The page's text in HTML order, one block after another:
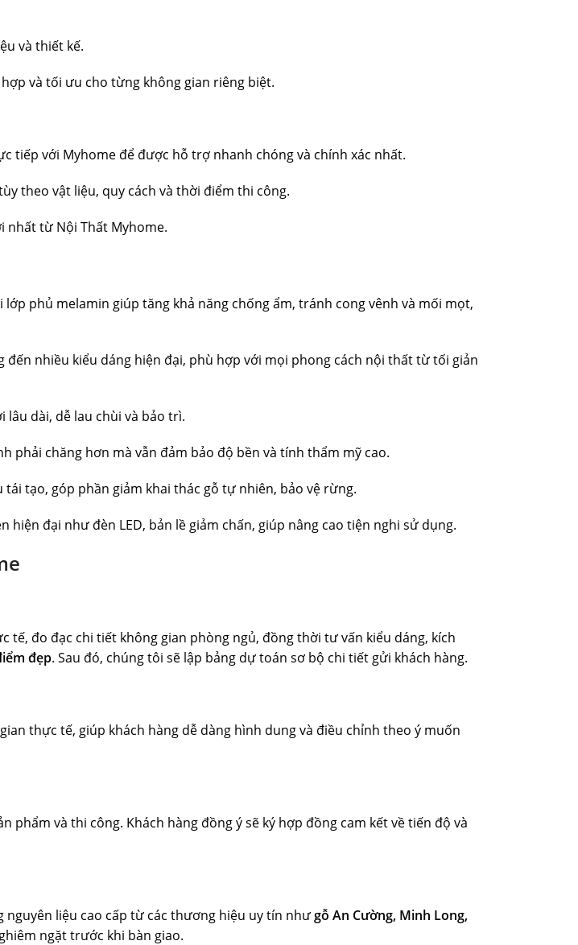
và thiết kế.
và tối ưu cho từng không gian riêng biệt.
tiếp với Myhome để được hỗ trợ nhanh chóng và chính xác nhất.
theo vật liệu, quy cách và thời điểm thi công.
nhất từ Nội Thất Myhome.
phủ melamin giúp tăng khả năng chống ẩm, tránh cong vênh và mối mọt,
đến nhiều kiểu dáng hiện đại, phù hợp với mọi phong cách nội thất từ tối giản
dài, dễ lau chùi và bảo trì.
phải chăng hơn mà vẫn đảm bảo độ bền và tính thẩm mỹ cao.
tạo, góp phần giảm khai thác gỗ tự nhiên, bảo vệ rừng.
hiện đại như đèn LED, bản lề giảm chấn, giúp nâng cao tiện nghi sử dụng.
tế, đo đạc chi tiết không gian phòng ngủ, đồng thời tư vấn kiểu dáng, kích
đẹp. Sau đó, chúng tôi sẽ lập bảng dự toán sơ bộ chi tiết gửi khách hàng.
thực tế, giúp khách hàng dễ dàng hình dung và điều chỉnh theo ý muốn
và thi công. Khách hàng đồng ý sẽ ký hợp đồng cam kết về tiến độ và
liệu cao cấp từ các thương hiệu uy tín nhưgỗ An Cường, Minh Long,
ngặt trước khi bàn giao.